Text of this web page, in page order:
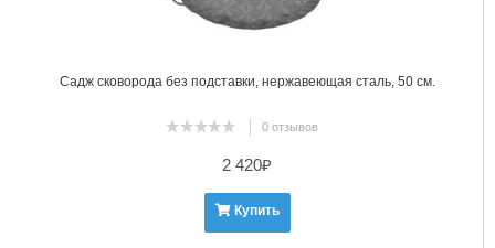
Садж сковорода без подставки, нержавеющая сталь, 50 см.
0 отзывов
2 420₽
Купить